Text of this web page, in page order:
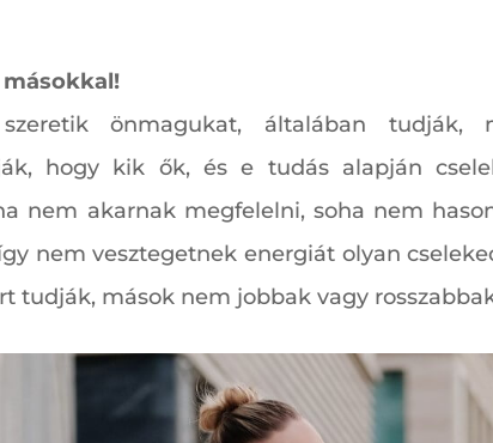
önmagukat, általában
hogy kik ők, és e tudás alapján
nem akarnak megfelelni, soha nem
nem vesztegetnek energiát olyan
tudják, mások nem jobbak vagy